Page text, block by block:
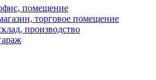
помещение
торговое помещение
производство